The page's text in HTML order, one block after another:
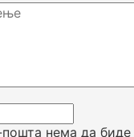
нема да биде